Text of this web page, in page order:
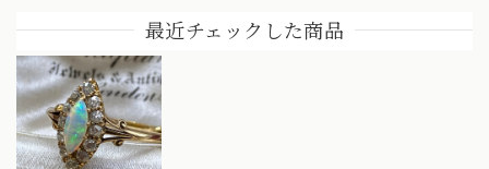
イン リング K18 オ
パール ダイヤモン
ド 〜オパールとダ
イヤのお花の様なデ
ザイン〜 DR00689
ール 4.63 サファイ
ア 0.49 エメラルド
ールド MOR00720
最近チェックした商品